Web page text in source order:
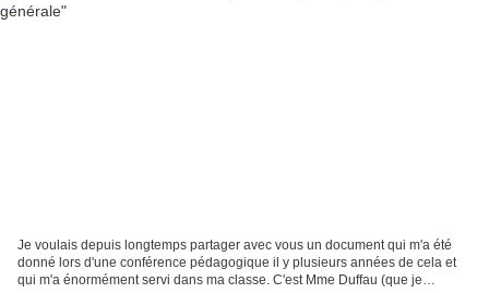
Je voulais depuis longtemps partager avec vous un document qui m'a été
donné lors d'une conférence pédagogique il y plusieurs années de cela et
qui m'a énormément servi dans ma classe. C'est Mme Duffau (que je